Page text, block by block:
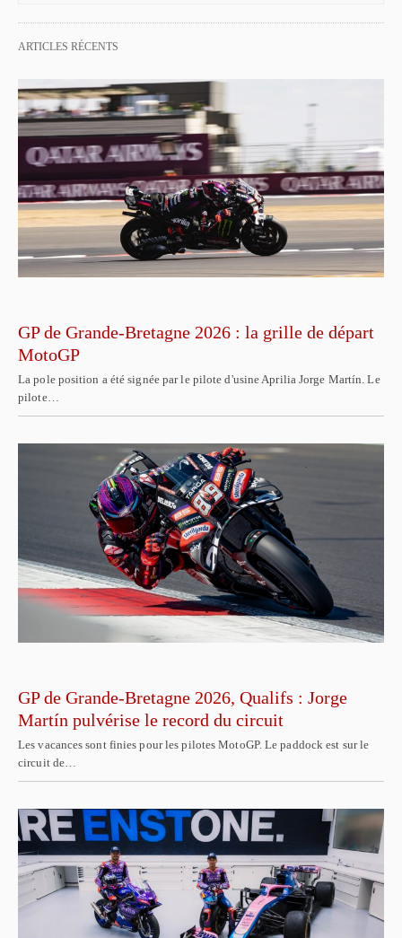
ARTICLES RÉCENTS
GP de Grande-Bretagne 2026 : la grille de départ
MotoGP
La pole position a été signée par le pilote d'usine Aprilia Jorge Martín. Le
pilote…
GP de Grande-Bretagne 2026, Qualifs : Jorge
Martín pulvérise le record du circuit
Les vacances sont finies pour les pilotes MotoGP. Le paddock est sur le
circuit de…